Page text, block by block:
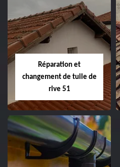
Peinture sur tuile
et toiture 51
Marne
Réparation et
changement de tuile de
rive 51
Réparation et